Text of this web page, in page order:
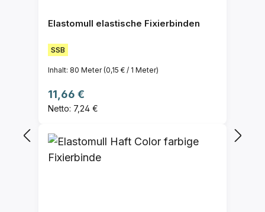
Elastomull elastische Fixierbinden
SSB
Inhalt: 80 Meter(0,15 € / 1 Meter)
Regulärer Preis:
11,66 €
Netto: 7,24 €